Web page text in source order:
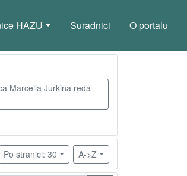
HAZU Suradnici O portalu
Marcella Jurkina reda
Po stranici: 30 A->Z